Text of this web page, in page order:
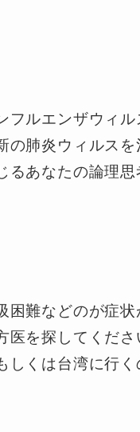
フルエンザウィル
の肺炎ウィルスを
るあなたの論理思
困難などのが症状
医を探してくだ
しくは台湾に行く